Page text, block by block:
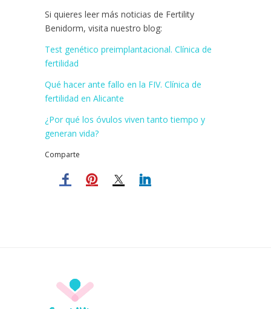
Si quieres leer más noticias de Fertility
Benidorm, visita nuestro blog:
Test genético preimplantacional. Clínica de
fertilidad
Qué hacer ante fallo en la FIV. Clínica de
fertilidad en Alicante
¿Por qué los óvulos viven tanto tiempo y
generan vida?
Comparte